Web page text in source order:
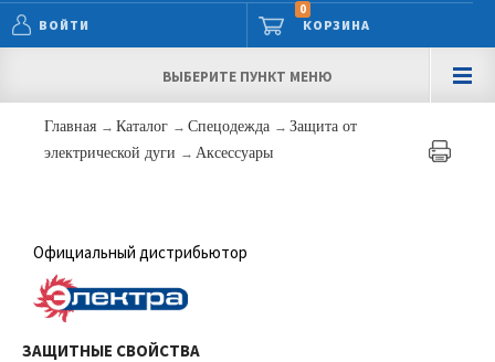
ВОЙТИ КОРЗИНА
0
ВЫБЕРИТЕ ПУНКТ МЕНЮ
Главная → Каталог → Спецодежда → Защита от
электрической дуги → Аксессуары
Официальный дистрибьютор
ЗАЩИТНЫЕ СВОЙСТВА